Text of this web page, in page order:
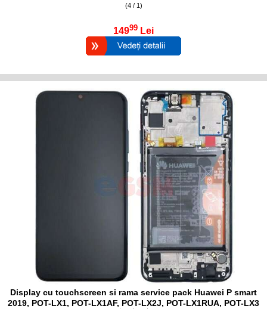
(4 / 1)
14999 Lei
Display cu touchscreen si rama service pack Huawei P smart
2019, POT-LX1, POT-LX1AF, POT-LX2J, POT-LX1RUA, POT-LX3